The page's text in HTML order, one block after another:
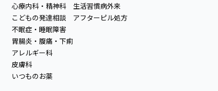
心療内科・精神科
こどもの発達相談
不眠症・睡眠障害
胃腸炎・腹痛・下痢
アレルギー科
皮膚科
いつものお薬
生活習慣病外来
アフターピル処方